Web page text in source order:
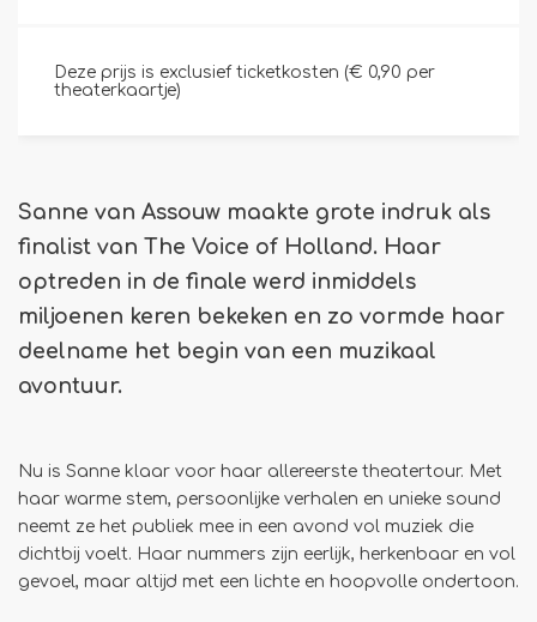
Deze prijs is exclusief ticketkosten (€ 0,90 per
theaterkaartje)
Sanne van Assouw maakte grote indruk als
finalist van The Voice of Holland. Haar
optreden in de finale werd inmiddels
miljoenen keren bekeken en zo vormde haar
deelname het begin van een muzikaal
avontuur.
Nu is Sanne klaar voor haar allereerste theatertour. Met
haar warme stem, persoonlijke verhalen en unieke sound
neemt ze het publiek mee in een avond vol muziek die
dichtbij voelt. Haar nummers zijn eerlijk, herkenbaar en vol
gevoel, maar altijd met een lichte en hoopvolle ondertoon.